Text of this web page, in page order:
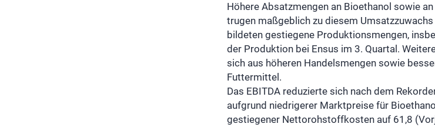
Höhere Absatzmengen an Bioethanol sowie
trugen maßgeblich zu diesem
bildeten gestiegene Produktionsmengen,
der Produktion bei Ensus im 3. Quartal.
sich aus höheren Handelsmengen sowie
Futtermittel.
Das EBITDA reduzierte sich nach dem
aufgrund niedrigerer Marktpreise für
gestiegener Nettorohstoffkosten auf 61,8